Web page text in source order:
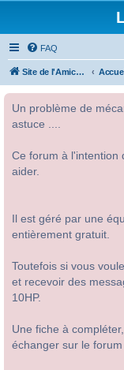
FAQ
Site de l'Amicale Citroën 10HP
Un problème de
astuce ....
Ce forum à l'intention
aider.
Il est géré par une
entièrement gratuit.
Toutefois si vous
et recevoir des
10HP.
Une fiche à
échanger sur le forum